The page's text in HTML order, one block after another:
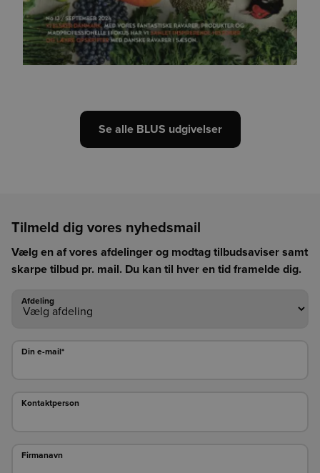
Se alle BLUS udgivelser
Tilmeld dig vores nyhedsmail
Vælg en af vores afdelinger og modtag tilbudsaviser samt
skarpe tilbud pr. mail. Du kan til hver en tid framelde dig.
Afdeling
Afdeling
Din e-mail*
Din e-mail*
Kontaktperson
Kontaktperson
Firmanavn
Firmanavn